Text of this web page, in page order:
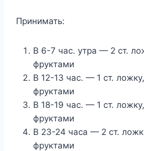
Принимать:
В 6-7 час. утра — 2 ст.
фруктами
В 12-13 час. — 1 ст.
фруктами
В 18-19 час. — 1 ст.
фруктами
В 23-24 часа — 2 ст.
фруктами